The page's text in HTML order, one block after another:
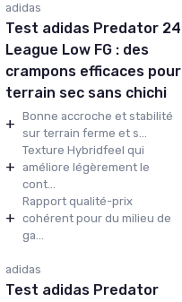
adidas
Test adidas Predator 24
League Low FG : des
crampons efficaces pour
terrain sec sans chichi
+ Bonne accroche et stabilité
sur terrain ferme et s...
+
Texture Hybridfeel qui
améliore légèrement le
cont...
+
Rapport qualité-prix
cohérent pour du milieu de
ga...
adidas
Test adidas Predator